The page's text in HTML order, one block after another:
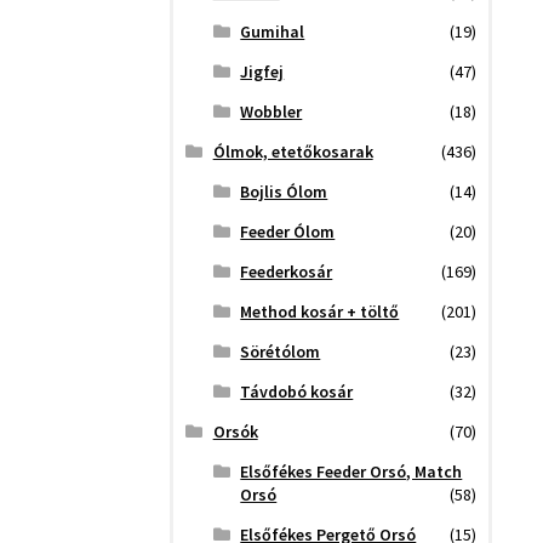
Gumihal
(19)
Jigfej
(47)
Wobbler
(18)
Ólmok, etetőkosarak
(436)
Bojlis Ólom
(14)
Feeder Ólom
(20)
Feederkosár
(169)
Method kosár + töltő
(201)
Sörétólom
(23)
Távdobó kosár
(32)
Orsók
(70)
Elsőfékes Feeder Orsó, Match
Orsó
(58)
Elsőfékes Pergető Orsó
(15)